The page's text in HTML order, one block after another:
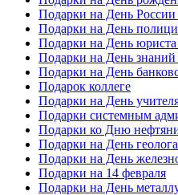
Подарки на День
Подарки на День
Подарки на День юриста
Подарки на День знаний
Подарки на День
Подарок коллеге
Подарки на День
Подарки системным
Подарки ко Дню
Подарки на День геолога
Подарки на День
Подарки на 14 февраля
Подарки на День